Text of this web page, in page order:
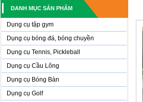
DANH MỤC SẢN PHẨM
Dụng cụ tập gym
Dụng cụ bóng đá, bóng chuyền
Dụng cụ Tennis, Pickleball
Dụng cụ Cầu Lông
Dụng cụ Bóng Bàn
Dụng cụ Golf